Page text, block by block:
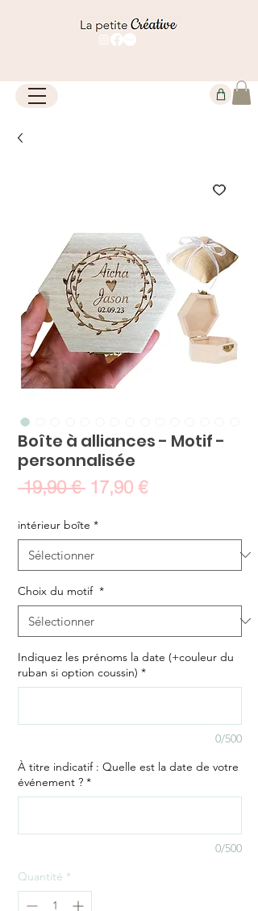
Boîte à alliances - Motif -
personnalisée
19,90 € Prix
17,90 €Prix
intérieur boîte *
Choix du motif *
Indiquez les prénoms la date (+couleur du
ruban si option coussin) *
0/500
À titre indicatif : Quelle est la date de votre
événement ? *
0/500
Quantité *